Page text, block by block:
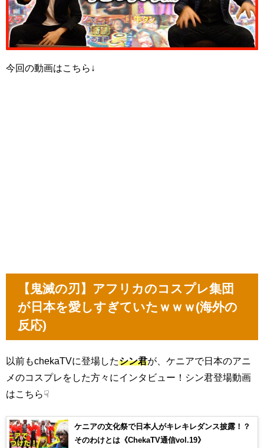
今回の動画はこちら↓
【鬼滅の刃】アフリカのコスプレ集団
が日本を愛しすぎていたｗｗｗ(海外の
反応)
以前もchekaTVに登場したシン君が、ケニアで日本のアニ
メのコスプレをした方々にインタビュー！シン君登場動画
はこちら☟
ケニアの文化祭で日本人がキレキレダンス披露！？
そのわけとは《ChekaTV通信vol.19》